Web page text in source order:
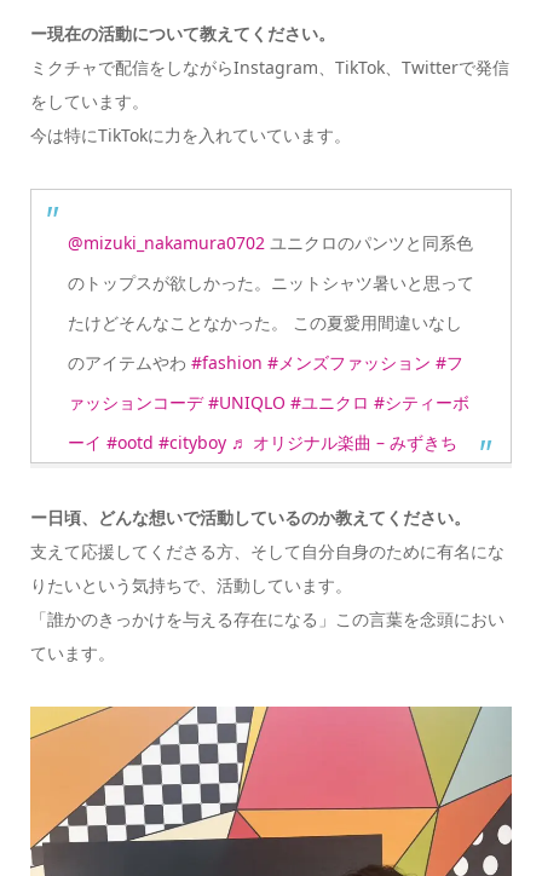
ー現在の活動について教えてください。
ミクチャで配信をしながらInstagram、TikTok、Twitterで発信
をしています。
今は特にTikTokに力を入れていています。
@mizuki_nakamura0702ユニクロのパンツと同系色
のトップスが欲しかった。ニットシャツ暑いと思って
たけどそんなことなかった。 この夏愛用間違いなし
のアイテムやわ #fashion #メンズファッション #フ
ァッションコーデ #UNIQLO #ユニクロ #シティーボ
ーイ #ootd #cityboy ♬ オリジナル楽曲 – みずきち
ー日頃、どんな想いで活動しているのか教えてください。
支えて応援してくださる方、そして自分自身のために有名にな
りたいという気持ちで、活動しています。
「誰かのきっかけを与える存在になる」この言葉を念頭におい
ています。